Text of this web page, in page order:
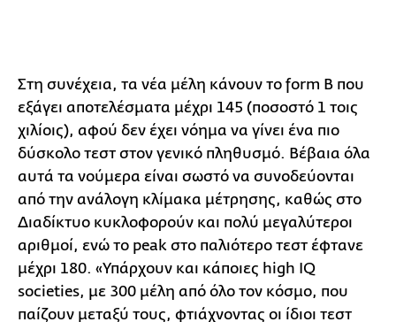
Στη συνέχεια, τα νέα μέλη κάνουν το form B που
εξάγει αποτελέσματα μέχρι 145 (ποσοστό 1 τοις
χιλίοις), αφού δεν έχει νόημα να γίνει ένα πιο
δύσκολο τεστ στον γενικό πληθυσμό. Βέβαια όλα
αυτά τα νούμερα είναι σωστό να συνοδεύονται
από την ανάλογη κλίμακα μέτρησης, καθώς στο
Διαδίκτυο κυκλοφορούν και πολύ μεγαλύτεροι
αριθμοί, ενώ το peak στο παλιότερο τεστ έφτανε
μέχρι 180. «Υπάρχουν και κάποιες high IQ
societies, με 300 μέλη από όλο τον κόσμο, που
παίζουν μεταξύ τους, φτιάχνοντας οι ίδιοι τεστ